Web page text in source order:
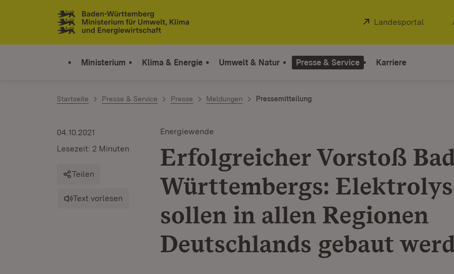
Zum Inhalt springen
Link zur Startseite
Extern:
Landesportal
Ministerium Klima & Energie Umwelt & Natur Presse & Service Karriere
Startseite Presse & Service Presse Meldungen Pressemitteilung
Energiewende
Erfolgreicher Vorstoß
Württembergs:
sollen in allen Regionen
Deutschlands gebaut
04.10.2021
Lesezeit: 2 Minuten
Teilen
Text vorlesen